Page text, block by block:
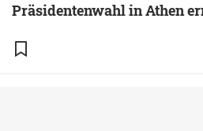
Präsidentenwahl in Athen